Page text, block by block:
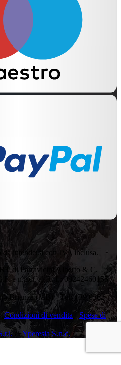
intendersi con IVA inclusa.
di Parravicini Alberto & C.
e n.iscr. al R. I.: 08242460155 -
Brianza (MB) - Tel: +39 0362
-Condizioni di vendita
Spese di
&Yperesia S.n.c.